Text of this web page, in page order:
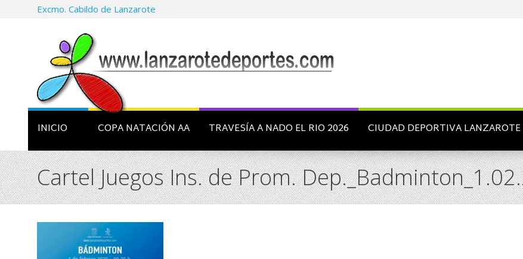
Excmo. Cabildo de Lanzarote
INICIO COPA NATACIÓN AA TRAVESÍA A NADO EL RIO 2026 CIUDAD DEPORTIVA
Cartel Juegos Ins. de Prom.